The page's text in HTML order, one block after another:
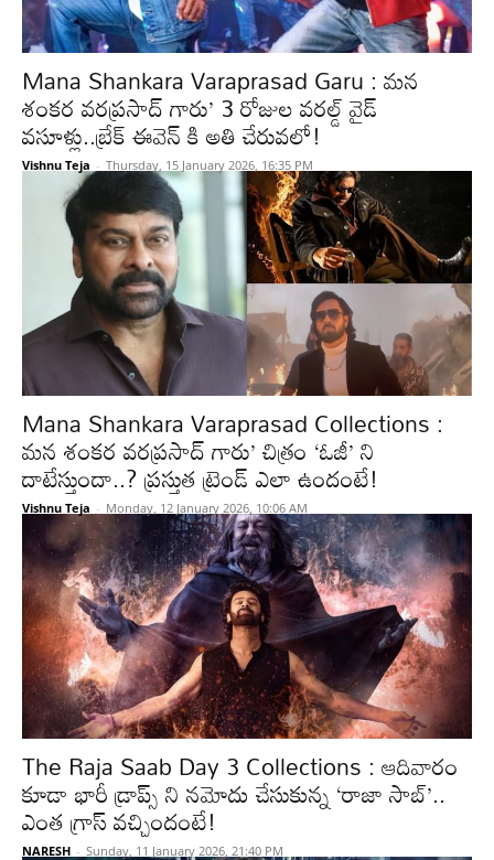
Mana Shankara Varaprasad Garu : మన
శంకర వరప్రసాద్ గారు’ 3 రోజుల వరల్డ్ వైడ్
వసూళ్లు..బ్రేక్ ఈవెన్ కి అతి చేరువలో!
Vishnu Teja - Thursday, 15 January 2026, 16:35 PM
Mana Shankara Varaprasad Collections :
మన శంకర వరప్రసాద్ గారు’ చిత్రం ‘ఓజీ’ ని
దాటేస్తుందా..? ప్రస్తుత ట్రెండ్ ఎలా ఉందంటే!
Vishnu Teja - Monday, 12 January 2026, 10:06 AM
The Raja Saab Day 3 Collections : ఆదివారం
కూడా భారీ డ్రాప్స్ ని నమోదు చేసుకున్న ‘రాజా సాబ్’..
ఎంత గ్రాస్ వచ్చిందంటే!
NARESH - Sunday, 11 January 2026, 21:40 PM